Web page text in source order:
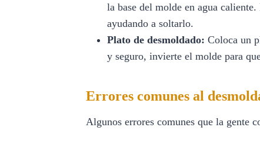
la base del molde en agua
ayudando a soltarlo.
Plato de desmoldado: Coloca un
y seguro, invierte el molde para
Errores comunes al
Algunos errores comunes que la gente